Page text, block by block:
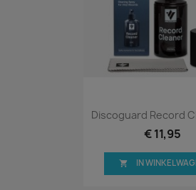
Snel
Discoguard Record
€ 11,95
 IN